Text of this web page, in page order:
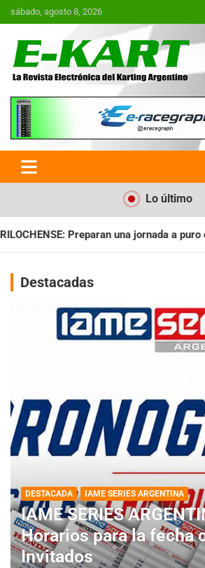
Saltar
al
sábado, agosto 8, 2026
E-Kart.com.ar | La
Electrónica del
Argentina
Lo último
a puro espectáculo AKPS:
Destacadas
DESTACADA IAME SERIES ARGENTINA
IAME SERIES
Horarios para la fecha
Invitados